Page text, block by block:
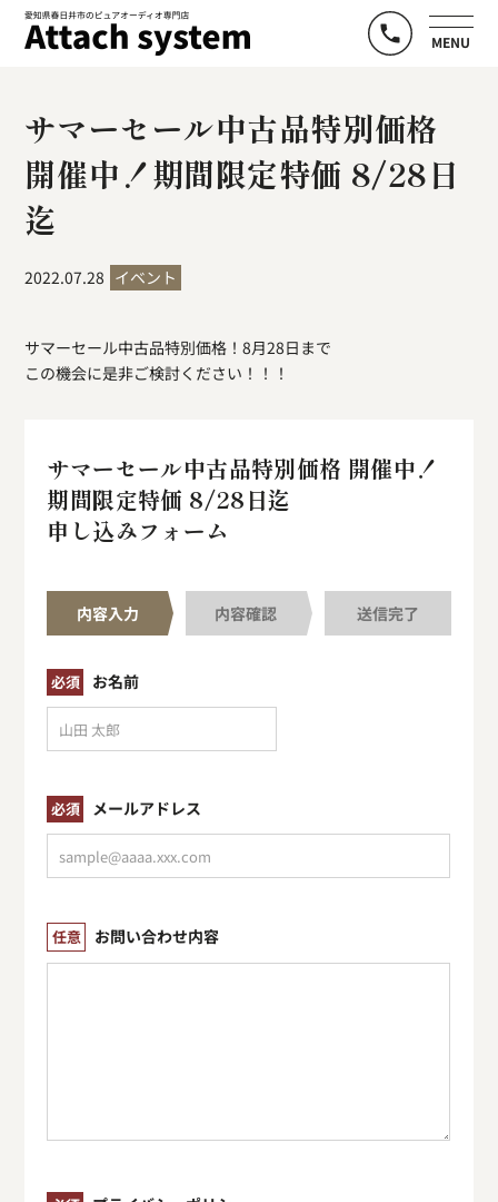
MENU
サマーセール中古品特別価格
開催中！期間限定特価 8/28日
迄
2022.07.28 イベント
サマーセール中古品特別価格！8月28日まで
この機会に是非ご検討ください！！！
サマーセール中古品特別価格 開催中！
期間限定特価 8/28日迄
申し込みフォーム
内容入力 内容確認 送信完了
必須 お名前
必須 メールアドレス
任意 お問い合わせ内容